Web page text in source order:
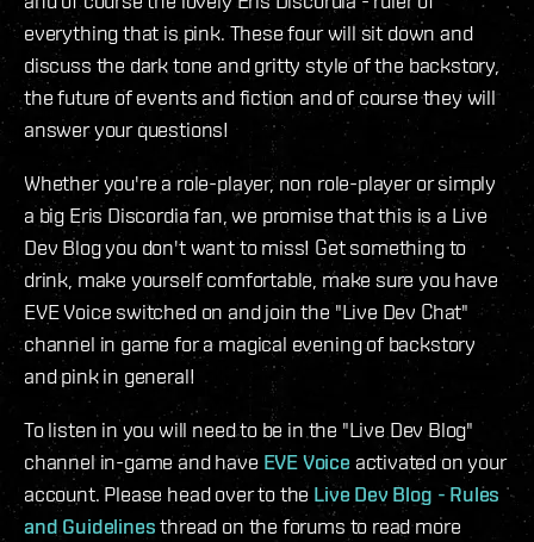
everything that is pink. These four will sit down and
discuss the dark tone and gritty style of the backstory,
the future of events and fiction and of course they will
answer your questions!
Whether you're a role-player, non role-player or simply
a big Eris Discordia fan, we promise that this is a Live
Dev Blog you don't want to miss! Get something to
drink, make yourself comfortable, make sure you have
EVE Voice switched on and join the "Live Dev Chat"
channel in game for a magical evening of backstory
and pink in general!
To listen in you will need to be in the "Live Dev Blog"
channel in-game and have EVE Voice activated on your
account. Please head over to the Live Dev Blog - Rules
and Guidelinesthread on the forums to read more